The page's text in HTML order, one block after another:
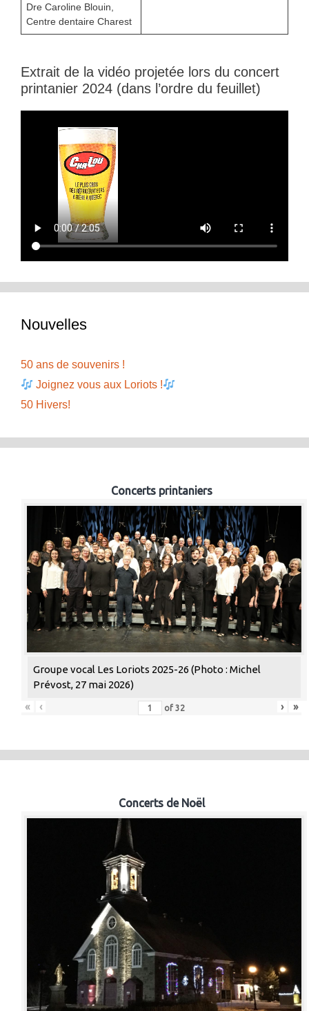
Dre Caroline Blouin,
Centre dentaire Charest
Extrait de la vidéo projetée lors du concert
printanier 2024 (dans l’ordre du feuillet)
Nouvelles
50 ans de souvenirs !
Joignez vous aux Loriots !
50 Hivers!
Concerts printaniers
Groupe vocal Les Loriots 2025-26 (Photo : Michel
Prévost, 27 mai 2026)
«
‹ of 32 › »
Concerts de Noël